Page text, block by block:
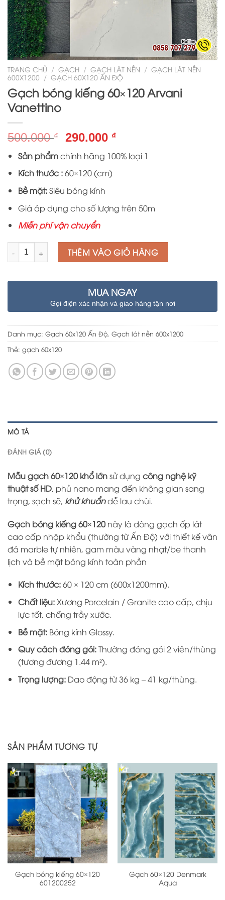
TRANG CHỦ / GẠCH / GẠCH LÁT NỀN / GẠCH LÁT NỀN
600X1200 / GẠCH 60X120 ẤN ĐỘ
Gạch bóng kiếng 60×120 Arvani
Vanettino
500.000₫
Giá
là:
500.000 ₫.
290.000 ₫Giá
tại
Sản phẩmchính hãng 100% loại 1
Kích thước :60×120 (cm)
Bề mặt:Siêu bóng kính
Giá áp dụng cho số lượng trên 50m
Miễn phí vận chuyển
Số lượng THÊM VÀO GIỎ HÀNG
MUA NGAY
Gọi điện xác nhận và giao hàng tận nơi
Danh mục: Gạch 60x120 Ấn Độ, Gạch lát nền 600x1200
Thẻ: gạch 60x120
MÔ TẢ
ĐÁNH GIÁ (0)
Mẫu gạch 60×120 khổ lớnsử dụng công nghệ kỹ
thuật số HD, phủ nano mang đến không gian sang
trọng, sạch sẽ, khử khuẩndễ lau chùi.
Gạch bóng kiếng 60×120 này là dòng gạch ốp lát
cao cấp nhập khẩu (thường từ Ấn Độ) với thiết kế vân
đá marble tự nhiên, gam màu vàng nhạt/be thanh
lịch và bề mặt bóng kính toàn phần
Kích thước:60 × 120 cm (600x1200mm).
Chất liệu:Xương Porcelain / Granite cao cấp, chịu
lực tốt, chống trầy xước.
Bề mặt:Bóng kính Glossy.
Quy cách đóng gói:Thường đóng gói 2 viên/thùng
(tương đương 1.44 m²).
Trọng lượng:Dao động từ 36 kg – 41 kg/thùng.
SẢN PHẨM TƯƠNG TỰ
Gạch bóng kiếng 60×120
601200252
Gạch 60×120 Denmark
Aqua